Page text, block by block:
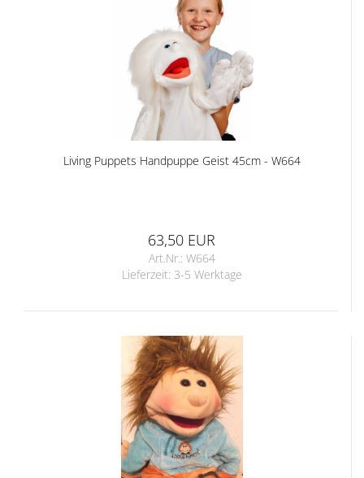
Living Puppets Handpuppe Geist 45cm - W664
63,50 EUR
Art.Nr.: W664
Lieferzeit: 3-5 Werktage